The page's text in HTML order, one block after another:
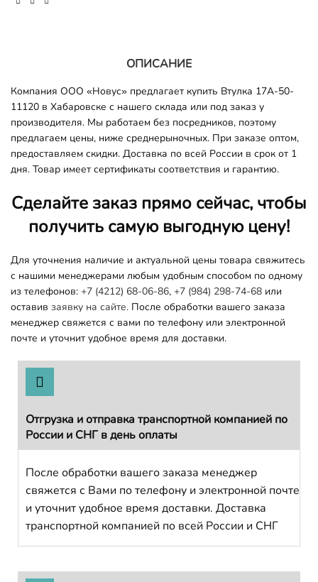
ОПИСАНИЕ
Компания ООО «Новус» предлагает купить Втулка 17A-50-
11120 в Хабаровске с нашего склада или под заказ у
производителя. Мы работаем без посредников, поэтому
предлагаем цены, ниже среднерыночных. При заказе оптом,
предоставляем скидки. Доставка по всей России в срок от 1
дня. Товар имеет сертификаты соответствия и гарантию.
Сделайте заказ прямо сейчас, чтобы
получить самую выгодную цену!
Для уточнения наличие и актуальной цены товара свяжитесь
с нашими менеджерами любым удобным способом по одному
из телефонов: +7 (4212) 68-06-86, +7 (984) 298-74-68 или
оставив заявку на сайте. После обработки вашего заказа
менеджер свяжется с вами по телефону или электронной
почте и уточнит удобное время для доставки.
Отгрузка и отправка транспортной компанией по
России и СНГ в день оплаты
После обработки вашего заказа менеджер
свяжется с Вами по телефону и электронной почте
и уточнит удобное время доставки. Доставка
транспортной компанией по всей России и СНГ